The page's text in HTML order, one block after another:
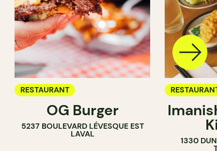
RESTAURANT
OG Burger
5237 BOULEVARD LÉVESQUE EST
LAVAL
1330